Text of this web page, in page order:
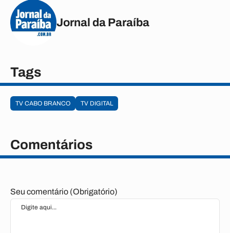
Jornal da Paraíba
Tags
TV CABO BRANCO TV DIGITAL
Comentários
Seu comentário (Obrigatório)